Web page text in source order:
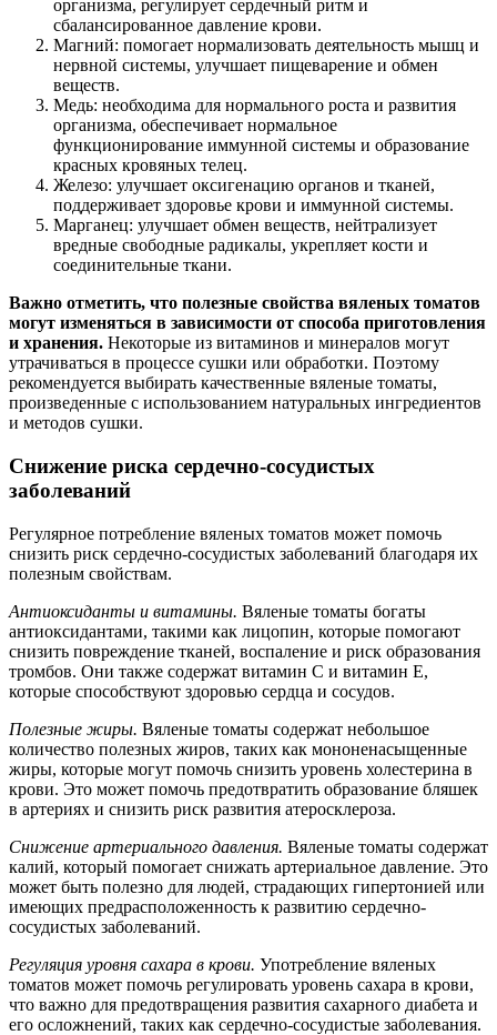
организма, регулирует сердечный ритм и
сбалансированное давление крови.
Магний: помогает нормализовать деятельность мышц и
нервной системы, улучшает пищеварение и обмен
веществ.
Медь: необходима для нормального роста и развития
организма, обеспечивает нормальное
функционирование иммунной системы и образование
красных кровяных телец.
Железо: улучшает оксигенацию органов и тканей,
поддерживает здоровье крови и иммунной системы.
Марганец: улучшает обмен веществ, нейтрализует
вредные свободные радикалы, укрепляет кости и
соединительные ткани.
Важно отметить, что полезные свойства вяленых томатов
могут изменяться в зависимости от способа приготовления
и хранения. Некоторые из витаминов и минералов могут
утрачиваться в процессе сушки или обработки. Поэтому
рекомендуется выбирать качественные вяленые томаты,
произведенные с использованием натуральных ингредиентов
и методов сушки.
Снижение риска сердечно-сосудистых
заболеваний
Регулярное потребление вяленых томатов может помочь
снизить риск сердечно-сосудистых заболеваний благодаря их
полезным свойствам.
Антиоксиданты и витамины. Вяленые томаты богаты
антиоксидантами, такими как лицопин, которые помогают
снизить повреждение тканей, воспаление и риск образования
тромбов. Они также содержат витамин C и витамин E,
которые способствуют здоровью сердца и сосудов.
Полезные жиры. Вяленые томаты содержат небольшое
количество полезных жиров, таких как мононенасыщенные
жиры, которые могут помочь снизить уровень холестерина в
крови. Это может помочь предотвратить образование бляшек
в артериях и снизить риск развития атеросклероза.
Снижение артериального давления. Вяленые томаты содержат
калий, который помогает снижать артериальное давление. Это
может быть полезно для людей, страдающих гипертонией или
имеющих предрасположенность к развитию сердечно-
сосудистых заболеваний.
Регуляция уровня сахара в крови. Употребление вяленых
томатов может помочь регулировать уровень сахара в крови,
что важно для предотвращения развития сахарного диабета и
его осложнений, таких как сердечно-сосудистые заболевания.